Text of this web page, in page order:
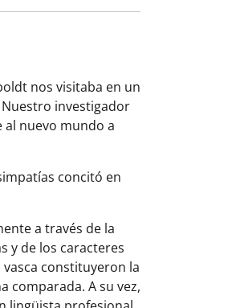
nos visitaba en un
investigador
al nuevo mundo a
concitó en
a través de la
y de los caracteres
constituyeron la
comparada. A su vez,